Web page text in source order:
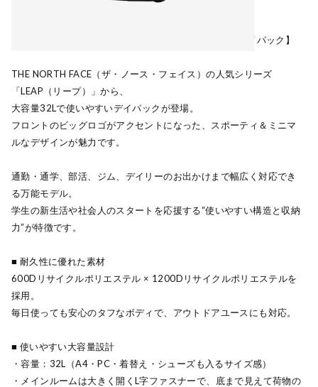
【シンプルなのに存在感。毎日を支える“ビッグロゴ”デイパック】
THE NORTH FACE（ザ・ノース・フェイス）の人気シリーズ
「LEAP（リープ）」から、
大容量32Lで使いやすいデイパックが登場。
フロントのビッグロゴがアクセントになった、スポーティ＆ミニマ
ルなデザインが魅力です。
通勤・通学、部活、ジム、デイリーのお出かけまで幅広く対応でき
る万能モデル。
学生の新生活や社会人のスタートを応援する“使いやすい構造と収納
力”が特徴です。
■ 耐久性に優れた素材
600Dリサイクルポリエステル × 1200Dリサイクルポリエステルを
採用。
毎日使っても安心のタフなボディで、アウトドアユースにも対応。
■ 使いやすい大容量設計
・容量：32L（A4・PC・着替え・シューズも入るサイズ感）
・メインルームは大きく開くL字ファスナーで、底まで見えて荷物の